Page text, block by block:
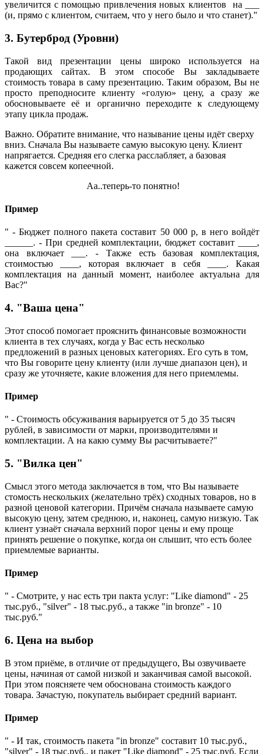
увеличится с помощью привлечения новых клиентов на ___
(и, прямо с клиентом, считаем, что у него было и что станет)."
3. Бутерброд (Уровни)
Такой вид презентации цены широко используется на
продающих сайтах. В этом способе Вы закладываете
стоимость товара в саму презентацию. Таким образом, Вы не
просто преподносите клиенту «голую» цену, а сразу же
обосновываете её и органично переходите к следующему
этапу цикла продаж.
Важно. Обратите внимание, что называние цены идёт сверху
вниз. Сначала Вы называете самую высокую цену. Клиент
напрягается. Средняя его слегка расслабляет, а базовая
кажется совсем копеечной.
Аа..теперь-то понятно!
Пример
" - Бюджет полного пакета составит 50 000 р, в него войдёт
______. - При средней комплектации, бюджет составит ____,
она включает ___.- Также есть базовая комплектация,
стоимостью ____, которая включает в себя ____. Какая
комплектация на данный момент, наиболее актуальна для
Вас?"
4. "Ваша цена"
Этот способ помогает прояснить финансовые возможности
клиента в тех случаях, когда у Вас есть несколько
предложений в разных ценовых категориях. Его суть в том,
что Вы говорите цену клиенту (или лучше диапазон цен), и
сразу же уточняете, какие вложения для него приемлемы.
Пример
" - Стоимость обсуживания варьируется от 5 до 35 тысяч
рублей, в зависимости от марки, производителями и
комплектации. А на какю сумму Вы расчитываете?"
5. "Вилка цен"
Смысл этого метода заключается в том, что Вы называете
стомость нескольких (желательно трёх) сходных товаров, но в
разной ценовой категории. Причём сначала называете самую
высокую цену, затем среднюю, и, наконец, самую низкую. Так
клиент узнаёт сначала верхний порог цены и ему проще
принять решение о покупке, когда он слышит, что есть более
приемлемые варианты.
Пример
" - Смотрите, у нас есть три пакта услуг: "Like diamond" - 25
тыс.руб., "silver" - 18 тыс.руб., а также "in bronze" - 10
тыс.руб."
6. Цена на выбор
В этом приёме, в отличие от предыдущего, Вы озвучиваете
цены, начиная от самой низкой и заканчивая самой высокой.
При этом поясняете чем обоснована стоимость каждого
товара. Зачастую, покупатель выбирает средний вариант.
Пример
" - И так, стоимость пакета "in bronze" составит 10 тыс.руб.,
"silver" - 18 тыс.руб., и пакет "Like diamond" - 25 тыс.руб. Если